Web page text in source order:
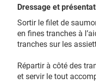
Dressage et
Sortir le filet de
en fines tranches à
tranches sur les
Répartir à côté des
et servir le tout